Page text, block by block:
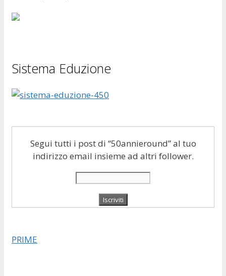
Sistema Eduzione
Segui tutti i post di “50annieround” al tuo
indirizzo email insieme ad altri follower.
PRIME